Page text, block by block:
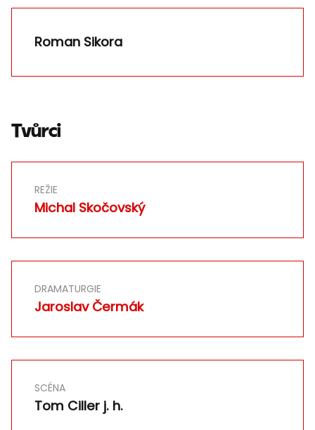
Roman Sikora
Tvůrci
REŽIE
Michal Skočovský
DRAMATURGIE
Jaroslav Čermák
SCÉNA
Tom Ciller j. h.